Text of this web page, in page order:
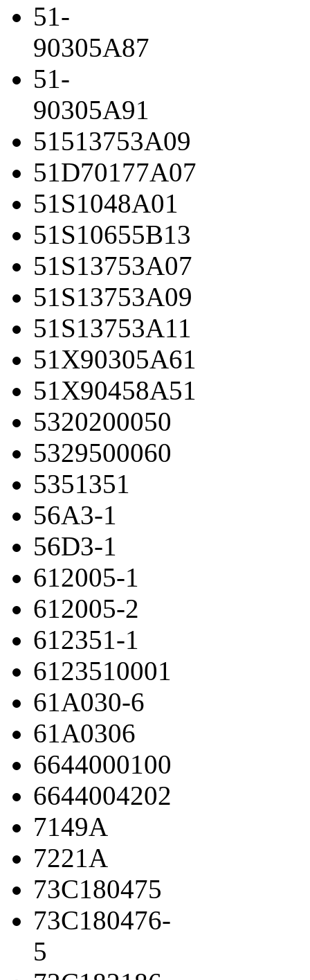
51-
90305A87
51-
90305A91
51513753A09
51D70177A07
51S1048A01
51S10655B13
51S13753A07
51S13753A09
51S13753A11
51X90305A61
51X90458A51
5320200050
5329500060
5351351
56A3-1
56D3-1
612005-1
612005-2
612351-1
6123510001
61A030-6
61A0306
6644000100
6644004202
7149A
7221A
73C180475
73C180476-
5